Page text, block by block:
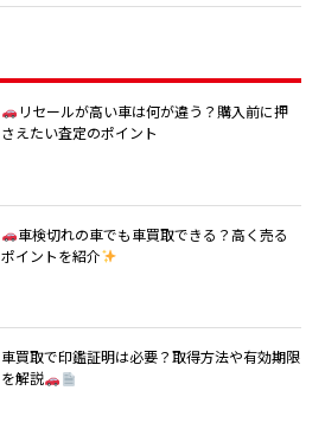
リセールが高い車は何が違う？購入前に押
さえたい査定のポイント
車検切れの車でも車買取できる？高く売る
ポイントを紹介
車買取で印鑑証明は必要？取得方法や有効期限
を解説